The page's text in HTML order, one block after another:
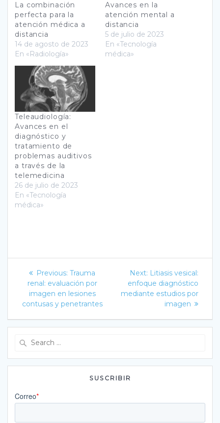
La combinación
perfecta para la
atención médica a
distancia
14 de agosto de 2023
En «Radiología»
Avances en la
atención mental a
distancia
5 de julio de 2023
En «Tecnología
médica»
Teleaudiología:
Avances en el
diagnóstico y
tratamiento de
problemas auditivos
a través de la
telemedicina
26 de julio de 2023
En «Tecnología
médica»
Navegación
entradas
Previous: Previous
post:
Trauma
renal: evaluación por
imagen en lesiones
contusas y penetrantes
Next: Next
post:
Litiasis vesical:
enfoque diagnóstico
mediante estudios por
imagen
SUSCRIBIR